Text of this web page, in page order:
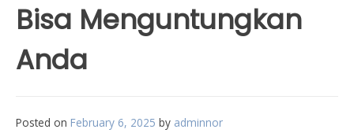
Bisa Menguntungkan
Anda
Posted on February 6, 2025 by adminnor